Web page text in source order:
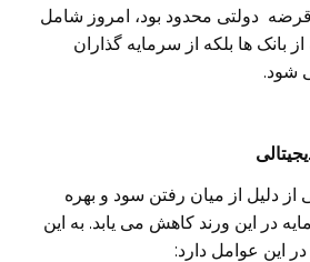
قرضه دولتی محدود بود، امروز شامل
بانک ها بلکه از سرمایه گذاران
شود.
از دلیل از میان رفتن سود و بهره
در این ورند کاهش می‌ یابد. به این
این عوامل دارد: